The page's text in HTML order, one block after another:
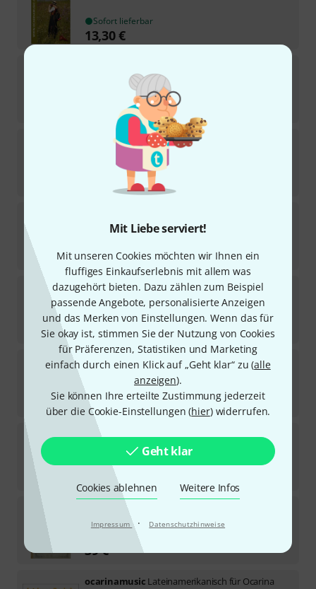
Mit Liebe serviert!
Mit unseren Cookies möchten wir Ihnen ein
fluffiges Einkaufserlebnis mit allem was
dazugehört bieten. Dazu zählen zum Beispiel
passende Angebote, personalisierte Anzeigen
und das Merken von Einstellungen. Wenn das für
Sie okay ist, stimmen Sie der Nutzung von Cookies
für Präferenzen, Statistiken und Marketing
einfach durch einen Klick auf „Geht klar“ zu (alle
anzeigen).
Sie können Ihre erteilte Zustimmung jederzeit
über die Cookie-Einstellungen (hier) widerrufen.
Geht klar
Cookies ablehnen Weitere Infos
Impressum · Datenschutzhinweise
Sofort lieferbar
13,30€
Sofort lieferbar
€
ocarinamusic Alpenländ. Volksmusik Ocarina
Sofort lieferbar
2
32€
ocarinamusicStudioprojekt Weinberg 2011
Sofort lieferbar
33€
ocarinamusicFavourites for Ocarina
Sofort lieferbar
14,30€
ocarinamusicKinderlieder 10-Loch 1
13,30
ocarinamusic
Sofort lieferbar
39€
ocarinamusic Lateinamerikanisch für Ocarina